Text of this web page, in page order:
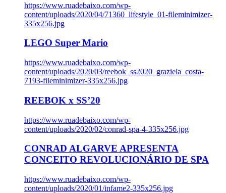
https://www.ruadebaixo.com/wp-
content/uploads/2020/04/71360_lifestyle_01-fileminimizer-
335x256.jpg
LEGO Super Mario
https://www.ruadebaixo.com/wp-
content/uploads/2020/03/reebok_ss2020_graziela_costa-
7193-fileminimizer-335x256.jpg
REEBOK x SS’20
https://www.ruadebaixo.com/wp-
content/uploads/2020/02/conrad-spa-4-335x256.jpg
CONRAD ALGARVE APRESENTA
CONCEITO REVOLUCIONÁRIO DE SPA
https://www.ruadebaixo.com/wp-
content/uploads/2020/01/infame2-335x256.jpg